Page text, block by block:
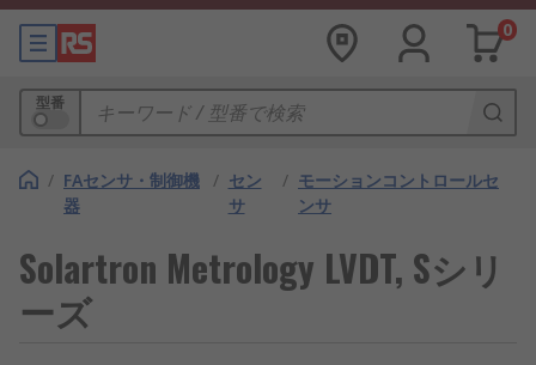
0
型番
/ FAセンサ・制御機
器
/ セン
サ
/ モーションコントロールセ
ンサ
Solartron Metrology LVDT, Sシリ
ーズ